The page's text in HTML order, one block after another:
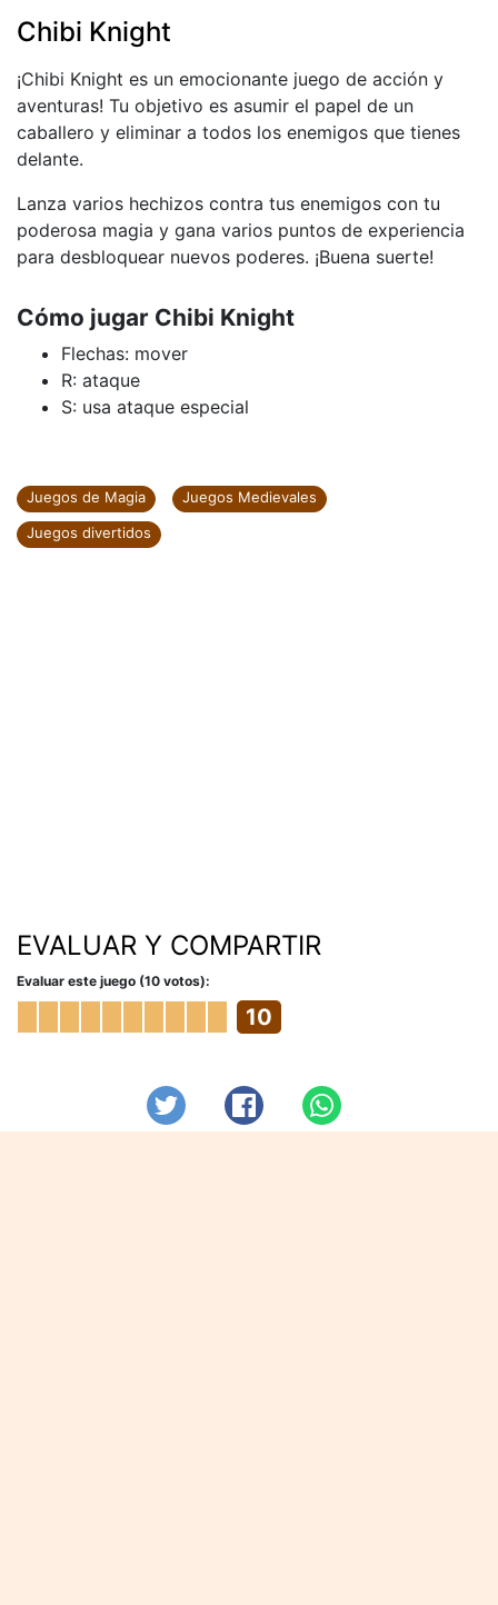
Chibi Knight
¡Chibi Knight es un emocionante juego de acción y
aventuras! Tu objetivo es asumir el papel de un
caballero y eliminar a todos los enemigos que tienes
delante.
Lanza varios hechizos contra tus enemigos con tu
poderosa magia y gana varios puntos de experiencia
para desbloquear nuevos poderes. ¡Buena suerte!
Cómo jugar Chibi Knight
Flechas: mover
R: ataque
S: usa ataque especial
Juegos de Magia
Juegos Medievales
Juegos divertidos
EVALUAR Y COMPARTIR
Evaluar este juego (10 votos):
10